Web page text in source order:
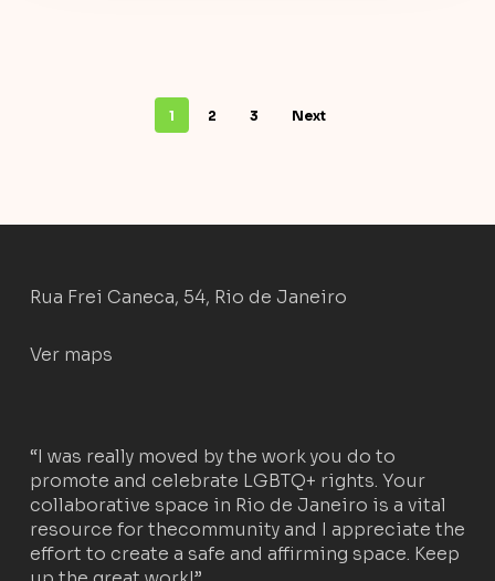
1 2 3 Next
Rua Frei Caneca, 54, Rio de Janeiro
Ver maps
“I was really moved by the work you do to
promote and celebrate LGBTQ+ rights. Your
collaborative space in Rio de Janeiro is a vital
resource for thecommunity and I appreciate the
effort to create a safe and affirming space. Keep